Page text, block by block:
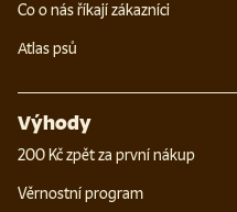
Co o nás říkají zákazníci
Atlas psů
Výhody
200 Kč zpět za první nákup
Věrnostní program